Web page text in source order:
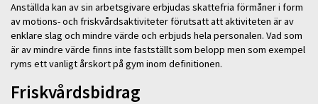
Anställda kan av sin arbetsgivare erbjudas skattefria förmåner i form
av motions- och friskvårdsaktiviteter förutsatt att aktiviteten är av
enklare slag och mindre värde och erbjuds hela personalen. Vad som
är av mindre värde finns inte fastställt som belopp men som exempel
ryms ett vanligt årskort på gym inom definitionen.
Friskvårdsbidrag